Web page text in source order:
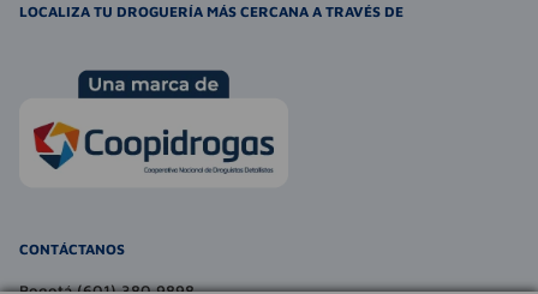
LOCALIZA TU DROGUERÍA MÁS CERCANA A TRAVÉS DE
CONTÁCTANOS